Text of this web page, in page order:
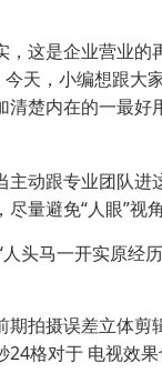
这是企业营业
天，小编想跟
楚内在的一最好
动跟专业团队
量避免“人眼”视
头马一开实原经
拍摄误差立体
格对于 电视效果